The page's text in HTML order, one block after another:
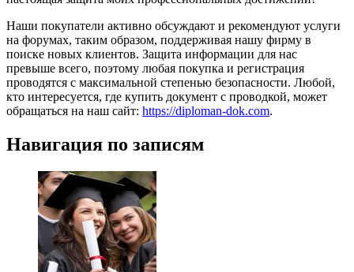
Наши покупатели активно обсуждают и рекомендуют услуги
на форумах, таким образом, поддерживая нашу фирму в
поиске новых клиентов. Защита информации для нас
превыше всего, поэтому любая покупка и регистрация
проводятся с максимальной степенью безопасности. Любой,
кто интересуется, где купить документ с проводкой, может
обращаться на наш сайт: https://diploman-dok.com.
Навигация по записям